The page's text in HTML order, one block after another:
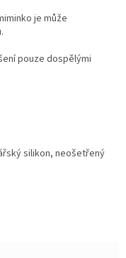
je může
pouze dospělými
silikon, neošetřený